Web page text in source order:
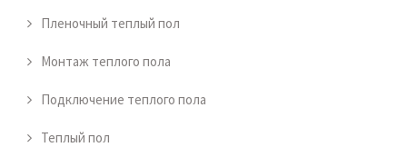
Пленочный теплый пол
Монтаж теплого пола
Подключение теплого пола
Теплый пол